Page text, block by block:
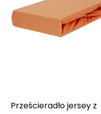
Prześcieradło jersey z